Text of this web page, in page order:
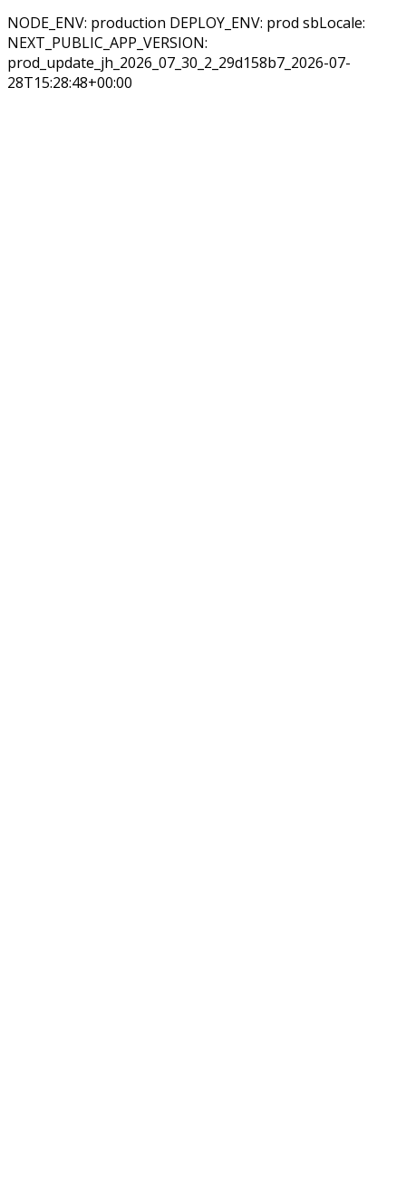
NODE_ENV: production DEPLOY_ENV: prod sbLocale:
NEXT_PUBLIC_APP_VERSION:
prod_update_jh_2026_07_30_2_29d158b7_2026-07-
28T15:28:48+00:00